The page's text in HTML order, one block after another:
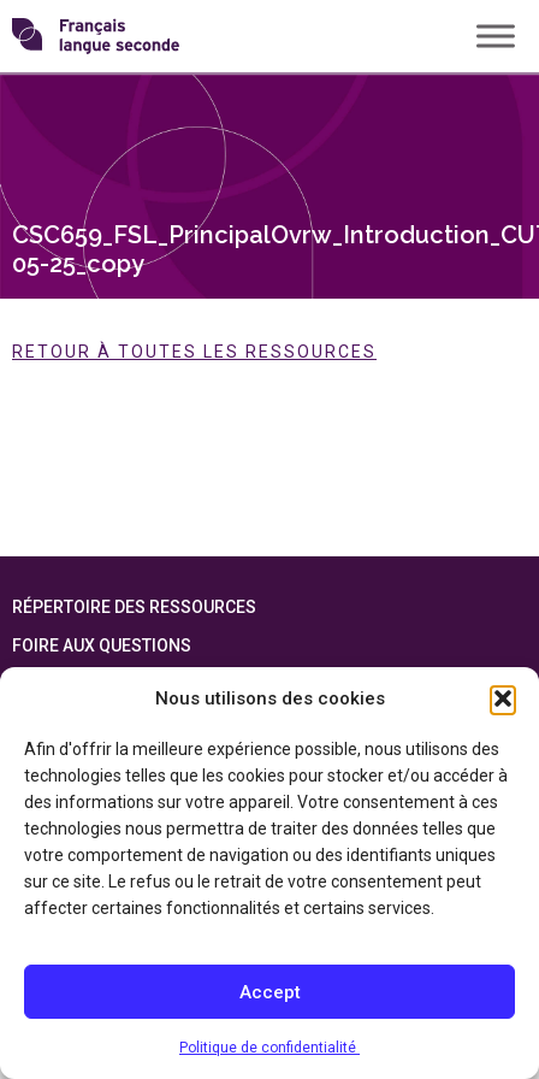
Nous utilisons des cookies
Afin d'offrir la meilleure expérience possible, nous utilisons des
technologies telles que les cookies pour stocker et/ou accéder à
des informations sur votre appareil. Votre consentement à ces
technologies nous permettra de traiter des données telles que
votre comportement de navigation ou des identifiants uniques
sur ce site. Le refus ou le retrait de votre consentement peut
affecter certaines fonctionnalités et certains services.
Accept
Politique de confidentialité
Skip
to
content
Transformons
langue
05-25_copy
RETOUR À TOUTES LES RESSOURCES
RÉPERTOIRE DES RESSOURCES
FOIRE AUX QUESTIONS
Cette ressource est réalisée grâce au soutien financier du gouvernement de
l’Ontario et du gouvernement du Canada par l’entremise du ministère du
Patrimoine canadien
Politique de confidentialité